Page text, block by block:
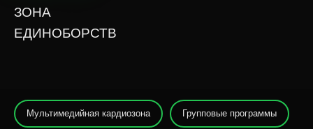
ЗОНА
ЕДИНОБОРСТВ
Мультимедийная кардиозона Групповые программы